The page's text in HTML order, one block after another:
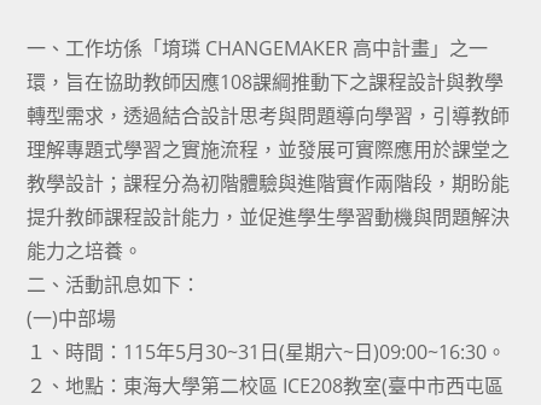
一、工作坊係「堉璘 CHANGEMAKER 高中計畫」之一
環，旨在協助教師因應108課綱推動下之課程設計與教學
轉型需求，透過結合設計思考與問題導向學習，引導教師
理解專題式學習之實施流程，並發展可實際應用於課堂之
教學設計；課程分為初階體驗與進階實作兩階段，期盼能
提升教師課程設計能力，並促進學生學習動機與問題解決
能力之培養。
二、活動訊息如下：
(一)中部場
１、時間：115年5月30~31日(星期六~日)09:00~16:30。
２、地點：東海大學第二校區 ICE208教室(臺中市西屯區